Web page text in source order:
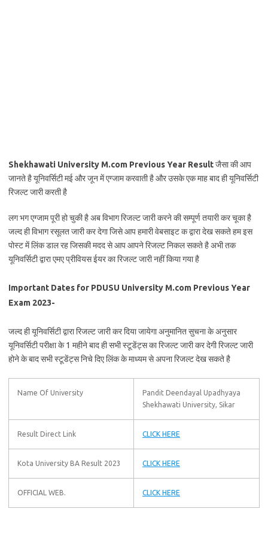
Shekhawati University M.com Previous Year Resultजैसा की आप
जानते है यूनिवर्सिटी मई और जून में एग्जाम करवाती है और उसके एक माह बाद ही यूनिवर्सिटी
रिजल्ट जारी करती है
लग भग एग्जाम पूरी हो चुकी है अब विभाग रिजल्ट जारी करने की सम्पूर्ण तयारी कर चूका है
जल्द ही विभाग रसूलत जारी कर देगा जिसे आप हमारी वेबसाइट क द्वारा देख सकते हम इस
पोस्ट में लिंक डाल रह जिसकी मदद से आप आपने रिजल्ट निकल सकते है अभी तक
यूनिवर्सिटी द्वारा एमए प्रीवियस ईयर का रिजल्ट जारी नहीं किया गया है
Important Dates for PDUSU University M.com Previous Year
Exam 2023-
जल्द ही यूनिवर्सिटी द्वारा रिजल्ट जारी कर दिया जायेगा अनुमानित सुचना के अनुसार
यूनिवर्सिटी परीक्षा के 1 महीने बाद ही सभी स्टूडेंट्स का रिजल्ट जारी कर देगी रिजल्ट जारी
होने के बाद सभी स्टूडेंट्स निचे दिए लिंक के माध्यम से अपना रिजल्ट देख सकते है
Name Of University
Pandit Deendayal Upadhyaya
Shekhawati University, Sikar
Result Direct Link CLICK HERE
Kota University BA Result 2023 CLICK HERE
OFFICIAL WEB. CLICK HERE